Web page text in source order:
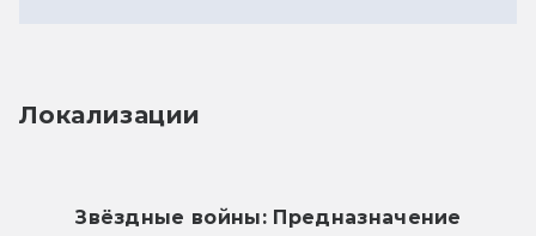
Локализации
Звёздные войны: Предназначение